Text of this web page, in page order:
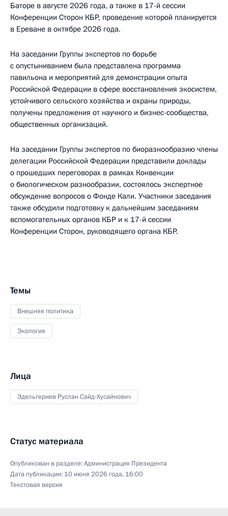
Баторе в августе 2026 года, а также в 17-й сессии
Конференции Сторон КБР, проведение которой планируется
в Ереване в октябре 2026 года.
На заседании Группы экспертов по борьбе
с опустыниванием была представлена программа
павильона и мероприятий для демонстрации опыта
Российской Федерации в сфере восстановления экосистем,
устойчивого сельского хозяйства и охраны природы,
получены предложения от научного и бизнес-сообщества,
общественных организаций.
На заседании Группы экспертов по биоразнообразию члены
делегации Российской Федерации представили доклады
о прошедших переговорах в рамках Конвенции
о биологическом разнообразии, состоялось экспертное
обсуждение вопросов о Фонде Кали. Участники заседания
также обсудили подготовку к дальнейшим заседаниям
вспомогательных органов КБР и к 17-й сессии
Конференции Сторон, руководящего органа КБР.
Темы
Внешняя политика
Экология
Лица
Эдельгериев Руслан Сайд-Хусайнович
Статус материала
Опубликован в разделе:Администрация Президента
Дата публикации: 10 июня 2026 года, 16:00
Текстовая версия